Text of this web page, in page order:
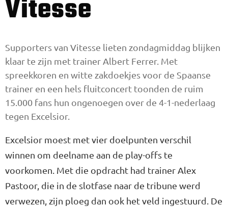
Vitesse
Supporters van Vitesse lieten zondagmiddag blijken
klaar te zijn met trainer Albert Ferrer. Met
spreekkoren en witte zakdoekjes voor de Spaanse
trainer en een hels fluitconcert toonden de ruim
15.000 fans hun ongenoegen over de 4-1-nederlaag
tegen Excelsior.
Excelsior moest met vier doelpunten verschil
winnen om deelname aan de play-offs te
voorkomen. Met die opdracht had trainer Alex
Pastoor, die in de slotfase naar de tribune werd
verwezen, zijn ploeg dan ook het veld ingestuurd. De